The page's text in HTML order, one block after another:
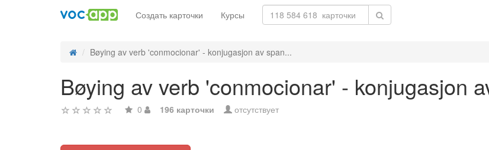
Создать карточки Курсы
Bøying av verb 'conmocionar' - konjugasjon av span...
Bøying av verb 'conmocionar' - konjugasjon
0 196 карточки отсутствует